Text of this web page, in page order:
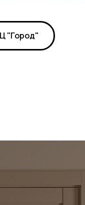
"Город"